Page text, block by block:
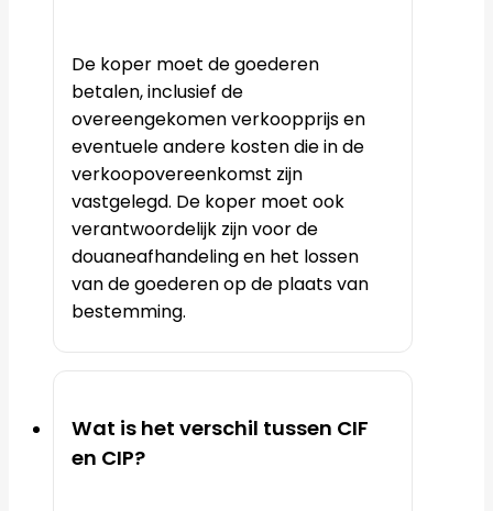
De koper moet de goederen
betalen, inclusief de
overeengekomen verkoopprijs en
eventuele andere kosten die in de
verkoopovereenkomst zijn
vastgelegd. De koper moet ook
verantwoordelijk zijn voor de
douaneafhandeling en het lossen
van de goederen op de plaats van
bestemming.
Wat is het verschil tussen CIF
en CIP?